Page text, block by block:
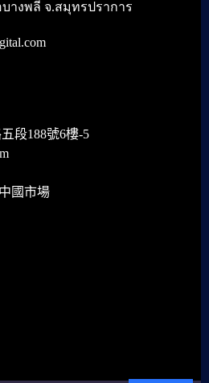
างพลี จ.สมุทรปราการ
段188號6樓-5
國市場